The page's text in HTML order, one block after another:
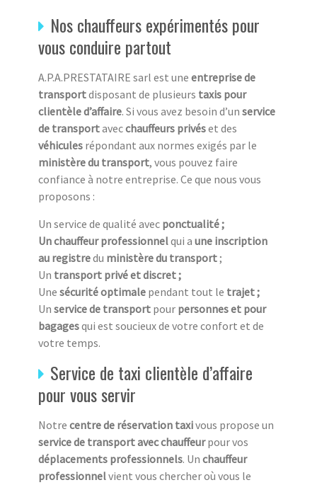
Nos chauffeurs expérimentés pour
vous conduire partout
A.P.A.PRESTATAIRE sarl est une entreprise de
transportdisposant de plusieurs taxis pour
clientèle d’affaire. Si vous avez besoin d’un service
de transportavecchauffeurs privéset des
véhicules répondant aux normes exigés par le
ministère du transport, vous pouvez faire
confiance à notre entreprise. Ce que nous vous
proposons :
Un service de qualité avec ponctualité ;
Un chauffeur professionnelqui a une inscription
au registredu ministère du transport;
Un transport privé et discret ;
Une sécurité optimale pendant tout le trajet ;
Un service de transport pour personnes et pour
bagagesqui est soucieux de votre confort et de
votre temps.
Service de taxi clientèle d’affaire
pour vous servir
Notre centre de réservation taxivous propose un
service de transport avec chauffeurpour vos
déplacements professionnels. Un chauffeur
professionnelvient vous chercher où vous le